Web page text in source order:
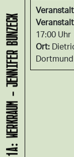
17:00 Uhr
Ort:
Dortmund
LADEN 1A: WERKRAUM - JENNIFER BUNZECK